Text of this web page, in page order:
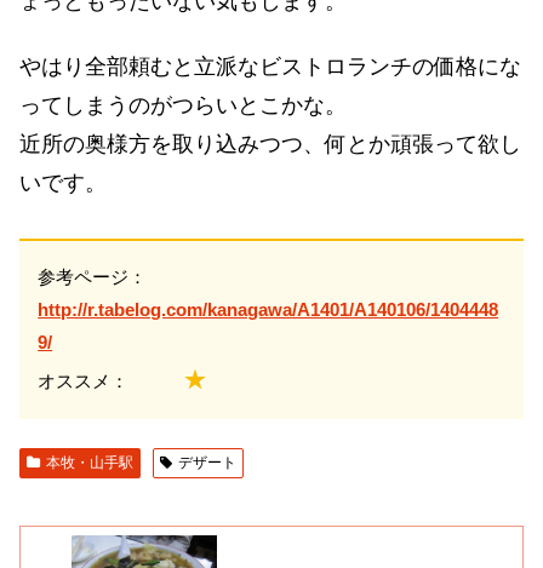
やはり全部頼むと立派なビストロランチの価格にな
ってしまうのがつらいとこかな。
近所の奥様方を取り込みつつ、何とか頑張って欲し
いです。
参考ページ：
http://r.tabelog.com/kanagawa/A1401/A140106/1404448
9/
オススメ： ★
本牧・山手駅 デザート